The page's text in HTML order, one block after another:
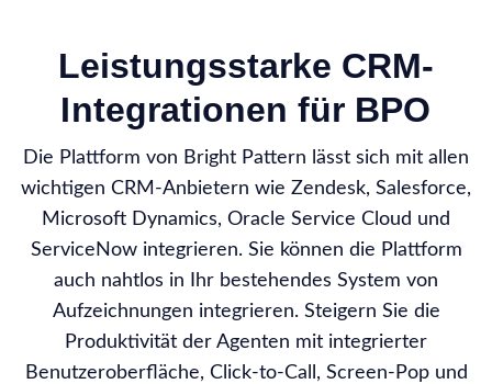
Leistungsstarke CRM-
Integrationen für BPO
Die Plattform von Bright Pattern lässt sich mit allen
wichtigen CRM-Anbietern wie Zendesk, Salesforce,
Microsoft Dynamics, Oracle Service Cloud und
ServiceNow integrieren. Sie können die Plattform
auch nahtlos in Ihr bestehendes System von
Aufzeichnungen integrieren. Steigern Sie die
Produktivität der Agenten mit integrierter
Benutzeroberfläche, Click-to-Call, Screen-Pop und